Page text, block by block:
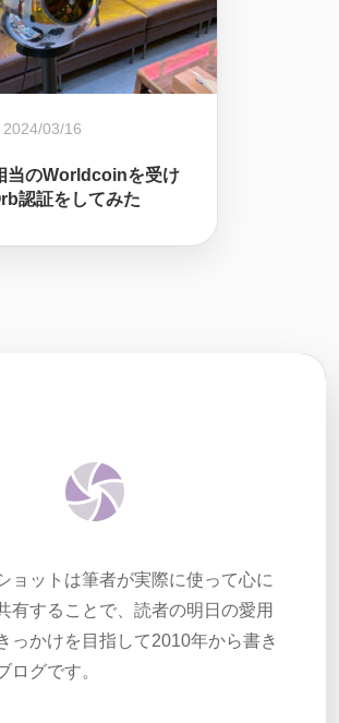
2024/03/16
当のWorldcoinを受け
認証をしてみた
ョットは筆者が実際に使って心に
有することで、読者の明日の愛用
っかけを目指して2010年から書き
ログです。